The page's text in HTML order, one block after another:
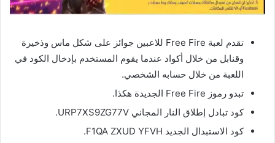
تقدم لعبة Free Fire للاعبين جوائز على شكل ماس وذخيرة
وقنابل من خلال أكواد عندما يقوم المستخدم بإدخال الكود في
اللعبة من خلال حسابه الشخصي.
تبدو رموز Free Fire الجديدة هكذا.
كود تبادل إطلاق النار المجاني URP7XS9ZG77V.
كود الاستبدال الجديد F1QA ZXUD YFVH.